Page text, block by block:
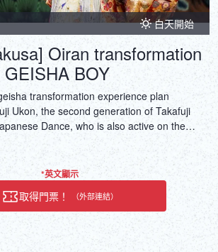
白天開始
Oiran transformation
BOY
transformation experience plan
Ukon, the second generation of Takafuji
Dance, who is also active on the
impersonator. Members of Asakusa
dance group led by Ukon, will transform
female impersonator. In addition to authentic
you create your own work, from the initial
shoot in a private space that requires a
anyone can enjoy it regardless of gender
of the day ① Entering the store ② Meeting
*英文顯示
取得門票！ （外部連結）